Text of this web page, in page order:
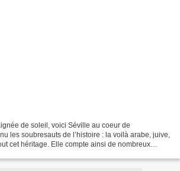
de soleil, voici Séville au coeur de
les soubresauts de l’histoire : la voilà arabe, juive,
cet héritage. Elle compte ainsi de nombreux